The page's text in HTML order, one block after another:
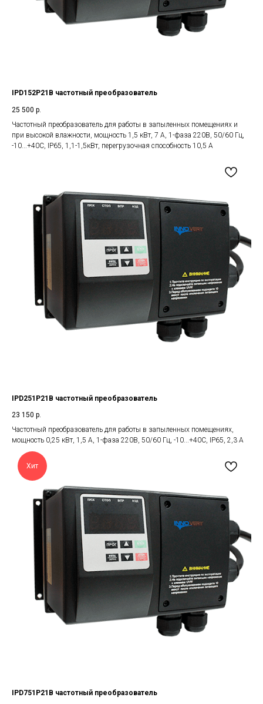
IPD152P21B частотный преобразователь
25 500 р.
Частотный преобразователь для работы в запыленных помещениях и
при высокой влажности, мощность 1,5 кВт, 7 А, 1-фаза 220В, 50/60 Гц,
-10...+40С, IP65, 1,1-1,5кВт, перегрузочная способность 10,5 А
IPD251P21B частотный преобразователь
23 150 р.
Частотный преобразователь для работы в запыленных помещениях,
мощность 0,25 кВт, 1,5 А, 1-фаза 220В, 50/60 Гц, -10...+40С, IP65, 2,3 А
Хит
IPD751P21B частотный преобразователь